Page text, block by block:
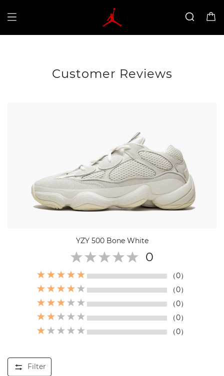
Customer Reviews
YZY 500 Bone White
0
（0）
（0）
（0）
（0）
（0）
Filter